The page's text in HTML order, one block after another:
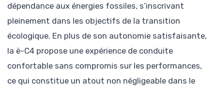
dépendance aux énergies fossiles, s’inscrivant
pleinement dans les objectifs de la transition
écologique. En plus de son autonomie satisfaisante,
la ë-C4 propose une expérience de conduite
confortable sans compromis sur les performances,
ce qui constitue un atout non négligeable dans le